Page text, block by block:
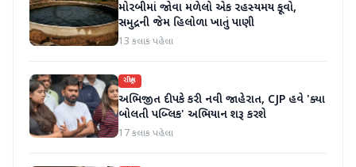
મોરબીમાં જોવા મળેલો એક રહસ્યમય કૂવો,
સમુદ્રની જેમ હિલોળા ખાતું પાણી
13 કલાક પહેલા
રાષ્ટ્રીય
અભિજીત દીપકે કરી નવી જાહેરાત, CJP હવે 'ક્યા
બોલતી પબ્લિક' અભિયાન શરૂ કરશે
17 કલાક પહેલા